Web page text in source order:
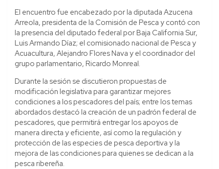
El encuentro fue encabezado por la diputada Azucena
Arreola, presidenta de la Comisión de Pesca y contó con
la presencia del diputado federal por Baja California Sur,
Luis Armando Díaz; el comisionado nacional de Pesca y
Acuacultura, Alejandro Flores Nava y el coordinador del
grupo parlamentario, Ricardo Monreal.
Durante la sesión se discutieron propuestas de
modificación legislativa para garantizar mejores
condiciones a los pescadores del país; entre los temas
abordados destacó la creación de un padrón federal de
pescadores, que permitirá entregar los apoyos de
manera directa y eficiente, así como la regulación y
protección de las especies de pesca deportiva y la
mejora de las condiciones para quienes se dedican a la
pesca ribereña.